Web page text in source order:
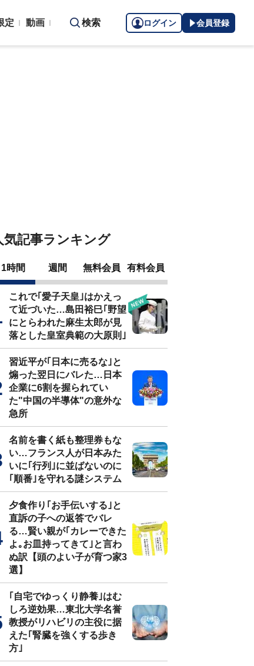
定 動画 検索 ログイン 会員登録
気記事ランキング
1時間 週間 無料会員 有料会員
これで｢愛子天皇｣はかえっ
て近づいた…島田裕巳｢野望
にとらわれた麻生太郎が見
落とした皇室典範の大原則｣
習近平が｢日本に売るな｣と
煽った翌日にバレた…日本
企業に6割を握られてい
た"中国の半導体"の意外な
急所
名前を書く紙も整理券もな
い…フランス人が日本みた
いに｢行列｣に並ばないのに
｢順番｣を守れる謎システム
夕食作り｢お手伝いする｣と
直訴の子への返答でバレ
る…賢い親が｢カレーできた
よ｡お皿持ってきて｣と言わ
ぬ訳【頭のよい子が育つ家3
選】
｢自宅でゆっくり静養｣はむ
しろ逆効果…東北大学名誉
教授がリハビリの主役に据
えた｢腎臓を強くする歩き
方｣